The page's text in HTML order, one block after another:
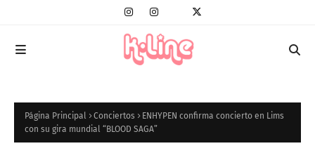
Página Principal Conciertos
ENHYPEN confirma concierto en Lims
con su gira mundial “BLOOD SAGA”